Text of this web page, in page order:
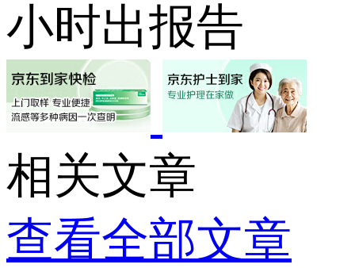
小时出报告
相关文章
查看全部文章